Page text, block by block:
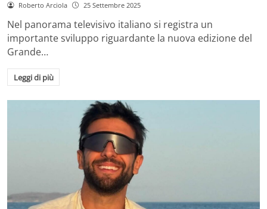
Roberto Arciola 25 Settembre 2025
Nel panorama televisivo italiano si registra un
importante sviluppo riguardante la nuova edizione del
Grande…
Leggi di più